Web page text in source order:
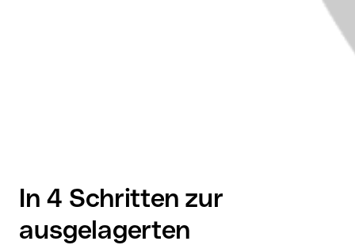
In 4 Schritten zur
ausgelagerten